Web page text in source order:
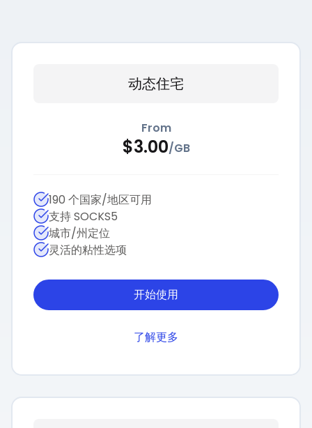
动态住宅
From
$3.00/GB
190 个国家/地区可用
支持 SOCKS5
城市/州定位
灵活的粘性选项
开始使用
了解更多